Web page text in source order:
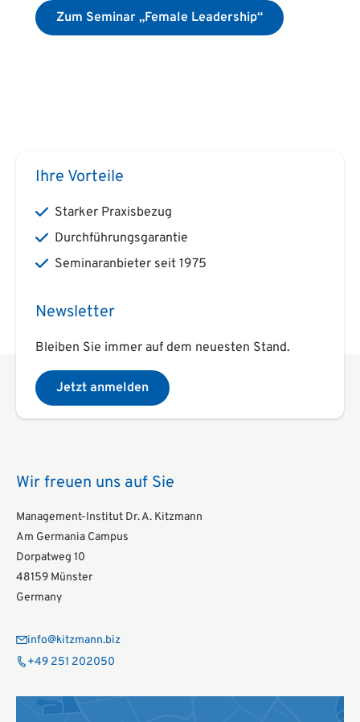
Zum Seminar „Female Leadership“
Ihre Vorteile
Starker Praxisbezug
Durchführungsgarantie
Seminaranbieter seit 1975
Newsletter
Bleiben Sie immer auf dem neuesten Stand.
Jetzt anmelden
Wir freuen uns auf Sie
Management-Institut Dr. A. Kitzmann
Am Germania Campus
Dorpatweg 10
48159 Münster
Germany
info@kitzmann.biz
+49 251 202050